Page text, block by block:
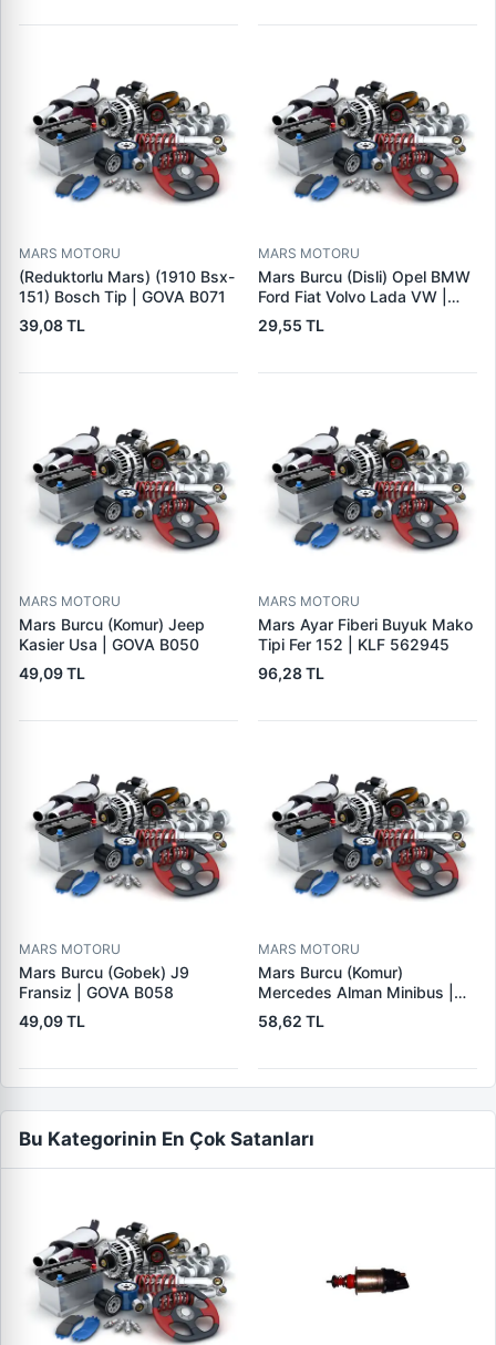
MARS MOTORU
(Reduktorlu Mars) (1910 Bsx-
151) Bosch Tip | GOVA B071
39,08 TL
MARS MOTORU
Mars Burcu (Disli) Opel BMW
Ford Fiat Volvo Lada VW |
GOVA B090
29,55 TL
MARS MOTORU
Mars Burcu (Komur) Jeep
Kasier Usa | GOVA B050
49,09 TL
MARS MOTORU
Mars Ayar Fiberi Buyuk Mako
Tipi Fer 152 | KLF 562945
96,28 TL
MARS MOTORU
Mars Burcu (Gobek) J9
Fransiz | GOVA B058
49,09 TL
MARS MOTORU
Mars Burcu (Komur)
Mercedes Alman Minibus |
GOVA B035
58,62 TL
Bu Kategorinin En Çok Satanları